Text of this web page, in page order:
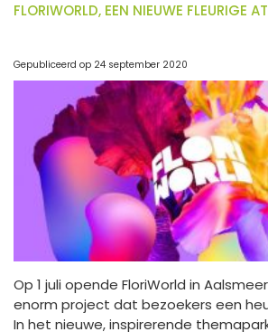
FLORIWORLD, EEN NIEUWE FLEURIGE
Gepubliceerd op 24 september 2020
Op 1 juli opende FloriWorld in
enorm project dat bezoekers een
In het nieuwe, inspirerende